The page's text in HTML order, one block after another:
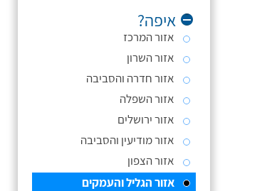
איפה?
אזור המרכז
אזור השרון
אזור חדרה והסביבה
אזור השפלה
אזור ירושלים
אזור מודיעין והסביבה
אזור הצפון
אזור הגליל והעמקים